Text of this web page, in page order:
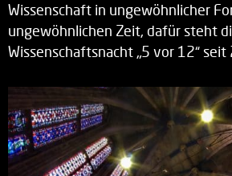
Wissenschaft in ungewöhnlicher
ungewöhnlichen Zeit, dafür steht
Wissenschaftsnacht „5 vor 12“ seit